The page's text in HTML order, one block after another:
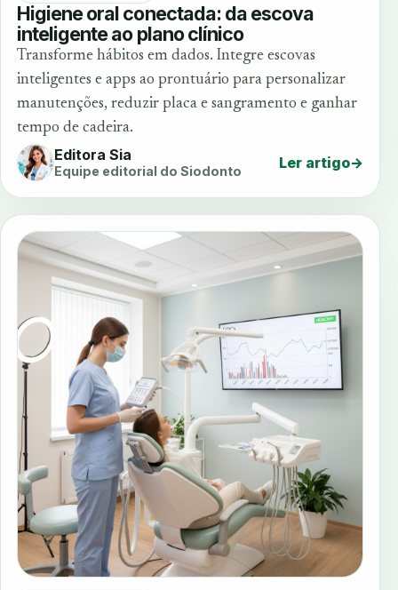
Higiene oral conectada: da escova
inteligente ao plano clínico
Transforme hábitos em dados. Integre escovas
inteligentes e apps ao prontuário para personalizar
manutenções, reduzir placa e sangramento e ganhar
tempo de cadeira.
Editora Sia
Equipe editorial do Siodonto Ler artigo→